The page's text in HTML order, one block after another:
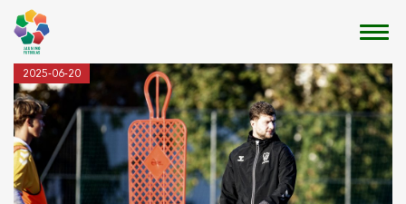
2025-06-20